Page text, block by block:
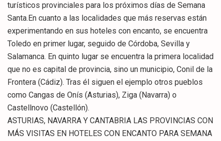
turísticos provinciales para los próximos días de Semana
Santa.En cuanto a las localidades que más reservas están
experimentando en sus hoteles con encanto, se encuentra
Toledo en primer lugar, seguido de Córdoba, Sevilla y
Salamanca. En quinto lugar se encuentra la primera localidad
que no es capital de provincia, sino un municipio, Conil de la
Frontera (Cádiz). Tras él siguen el ejemplo otros pueblos
como Cangas de Onís (Asturias), Ziga (Navarra) o
Castellnovo (Castellón).
ASTURIAS, NAVARRA Y CANTABRIA LAS PROVINCIAS CON
MÁS VISITAS EN HOTELES CON ENCANTO PARA SEMANA